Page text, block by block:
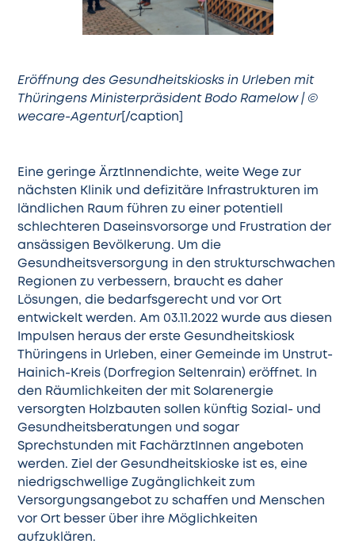
Eröffnung des Gesundheitskiosks in Urleben mit
Thüringens Ministerpräsident Bodo Ramelow | ©
wecare-Agentur[/caption]
Eine geringe ÄrztInnendichte, weite Wege zur
nächsten Klinik und defizitäre Infrastrukturen im
ländlichen Raum führen zu einer potentiell
schlechteren Daseinsvorsorge und Frustration der
ansässigen Bevölkerung. Um die
Gesundheitsversorgung in den strukturschwachen
Regionen zu verbessern, braucht es daher
Lösungen, die bedarfsgerecht und vor Ort
entwickelt werden. Am 03.11.2022 wurde aus diesen
Impulsen heraus der erste Gesundheitskiosk
Thüringens in Urleben, einer Gemeinde im Unstrut-
Hainich-Kreis (Dorfregion Seltenrain) eröffnet. In
den Räumlichkeiten der mit Solarenergie
versorgten Holzbauten sollen künftig Sozial- und
Gesundheitsberatungen und sogar
Sprechstunden mit FachärztInnen angeboten
werden. Ziel der Gesundheitskioske ist es, eine
niedrigschwellige Zugänglichkeit zum
Versorgungsangebot zu schaffen und Menschen
vor Ort besser über ihre Möglichkeiten
aufzuklären.